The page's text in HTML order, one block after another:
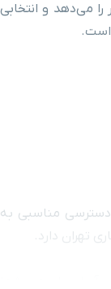
می‌دهد و انتخابی
است.
دسترسی مناسبی به
تهران دارد.